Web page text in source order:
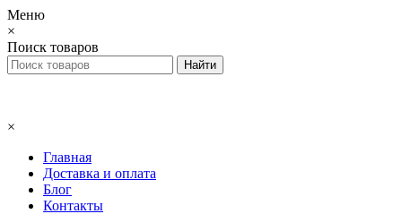
Меню
×
Поиск товаров
×
Главная
Доставка и оплата
Блог
Контакты